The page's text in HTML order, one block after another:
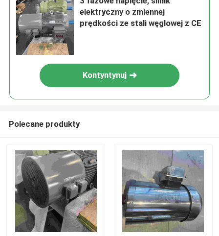
elektryczny o zmiennej
prędkości ze stali węglowej z CE
Kontyntynuj
Polecane produkty